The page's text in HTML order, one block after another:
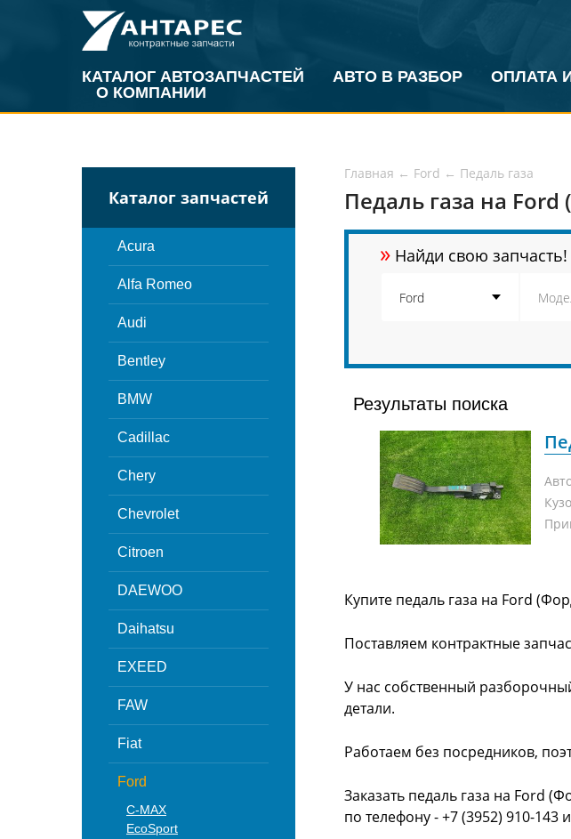
КАТАЛОГ АВТОЗАПЧАСТЕЙ АВТО В РАЗБОР
ОПЛАТА
О КОМПАНИИ
Каталог запчастей
Acura
Alfa Romeo
Audi
Bentley
BMW
Cadillac
Chery
Chevrolet
Citroen
DAEWOO
Daihatsu
EXEED
FAW
Fiat
Ford
C-MAX
EcoSport
Главная ← Ford ← Педаль газа
Педаль газа на Ford
» Найди свою запчасть!
Результаты поиска
Купите педаль газа на Ford
Поставляем контрактные
У нас собственный
детали.
Работаем без посредников,
Заказать педаль газа на Ford
по телефону - +7 (3952) 910-143